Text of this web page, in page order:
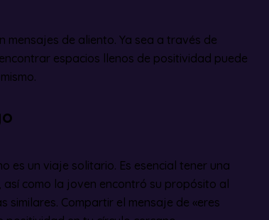
mensajes de aliento. Ya sea a través de
espacios llenos de positividad puede
es un viaje solitario. Es esencial tener una
como la joven encontró su propósito al
Compartir el mensaje de «eres